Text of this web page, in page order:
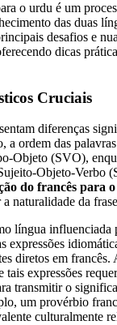
o urdu é um
das duas
desafios e
dicas
Cruciais
diferenças
a ordem das
Objeto (SVO),
Objeto-Verbo
do francês para
naturalidade da
língua influenciada
expressões
diretos em francês.
tais expressões
transmitir o
um provérbio
culturalmente